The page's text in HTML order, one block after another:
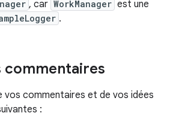
, car WorkManager est une
.
commentaires
vos commentaires et de vos idées
: